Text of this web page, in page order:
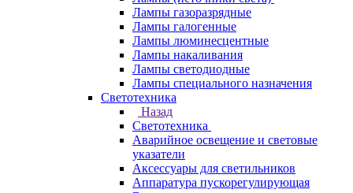
Лампы газоразрядные
Лампы галогенные
Лампы люминесцентные
Лампы накаливания
Лампы светодиодные
Лампы специального назначения
Светотехника
Назад
Светотехника
Аварийное освещение и световые
указатели
Аксессуары для светильников
Аппаратура пускорегулирующая